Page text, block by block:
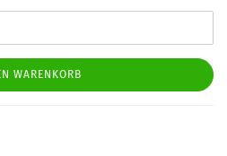
WARENKORB